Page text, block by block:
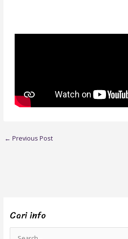
Cari info
← Previous Post